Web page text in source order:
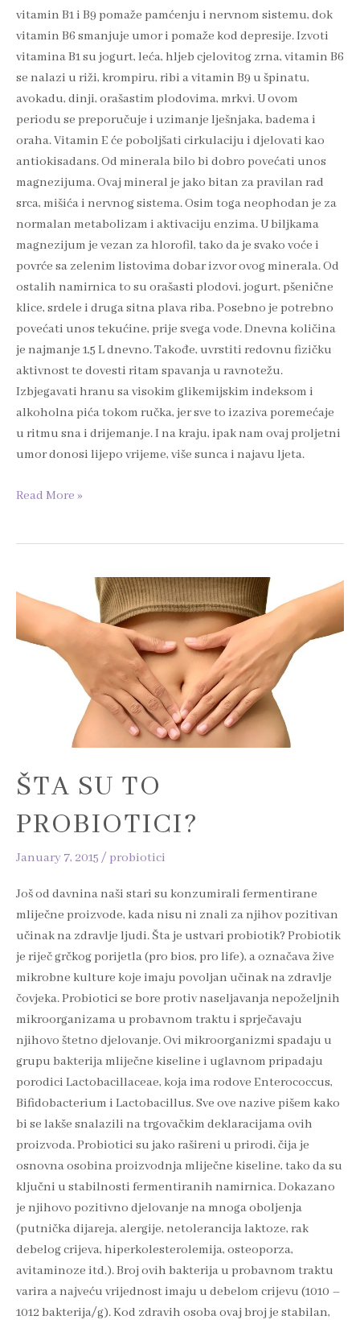
vitamin B1 i B9 pomaže pamćenju i nervnom sistemu, dok
vitamin B6 smanjuje umor i pomaže kod depresije. Izvoti
vitamina B1 su jogurt, leća, hljeb cjelovitog zrna, vitamin B6
se nalazi u riži, krompiru, ribi a vitamin B9 u špinatu,
avokadu, dinji, orašastim plodovima, mrkvi. U ovom
periodu se preporučuje i uzimanje lješnjaka, badema i
oraha. Vitamin E će poboljšati cirkulaciju i djelovati kao
antiokisadans. Od minerala bilo bi dobro povećati unos
magnezijuma. Ovaj mineral je jako bitan za pravilan rad
srca, mišića i nervnog sistema. Osim toga neophodan je za
normalan metabolizam i aktivaciju enzima. U biljkama
magnezijum je vezan za hlorofil, tako da je svako voće i
povrće sa zelenim listovima dobar izvor ovog minerala. Od
ostalih namirnica to su orašasti plodovi, jogurt, pšenične
klice, srdele i druga sitna plava riba. Posebno je potrebno
povećati unos tekućine, prije svega vode. Dnevna količina
je najmanje 1,5 L dnevno. Takođe, uvrstiti redovnu fizičku
aktivnost te dovesti ritam spavanja u ravnotežu.
Izbjegavati hranu sa visokim glikemijskim indeksom i
alkoholna pića tokom ručka, jer sve to izaziva poremećaje
u ritmu sna i drijemanje. I na kraju, ipak nam ovaj proljetni
umor donosi lijepo vrijeme, više sunca i najavu ljeta.
Read More »
ŠTA SU TO
PROBIOTICI?
January 7, 2015 / probiotici
Još od davnina naši stari su konzumirali fermentirane
mliječne proizvode, kada nisu ni znali za njihov pozitivan
učinak na zdravlje ljudi. Šta je ustvari probiotik? Probiotik
je riječ grčkog porijetla (pro bios, pro life), a označava žive
mikrobne kulture koje imaju povoljan učinak na zdravlje
čovjeka. Probiotici se bore protiv naseljavanja nepoželjnih
mikroorganizama u probavnom traktu i sprječavaju
njihovo štetno djelovanje. Ovi mikroorganizmi spadaju u
grupu bakterija mliječne kiseline i uglavnom pripadaju
porodici Lactobacillaceae, koja ima rodove Enterococcus,
Bifidobacterium i Lactobacillus. Sve ove nazive pišem kako
bi se lakše snalazili na trgovačkim deklaracijama ovih
proizvoda. Probiotici su jako rašireni u prirodi, čija je
osnovna osobina proizvodnja mliječne kiseline, tako da su
ključni u stabilnosti fermentiranih namirnica. Dokazano
je njihovo pozitivno djelovanje na mnoga oboljenja
(putnička dijareja, alergije, netolerancija laktoze, rak
debelog crijeva, hiperkolesterolemija, osteoporza,
avitaminoze itd.). Broj ovih bakterija u probavnom traktu
varira a najveću vrijednost imaju u debelom crijevu (1010 –
1012 bakterija/g). Kod zdravih osoba ovaj broj je stabilan,
to
probiotici?